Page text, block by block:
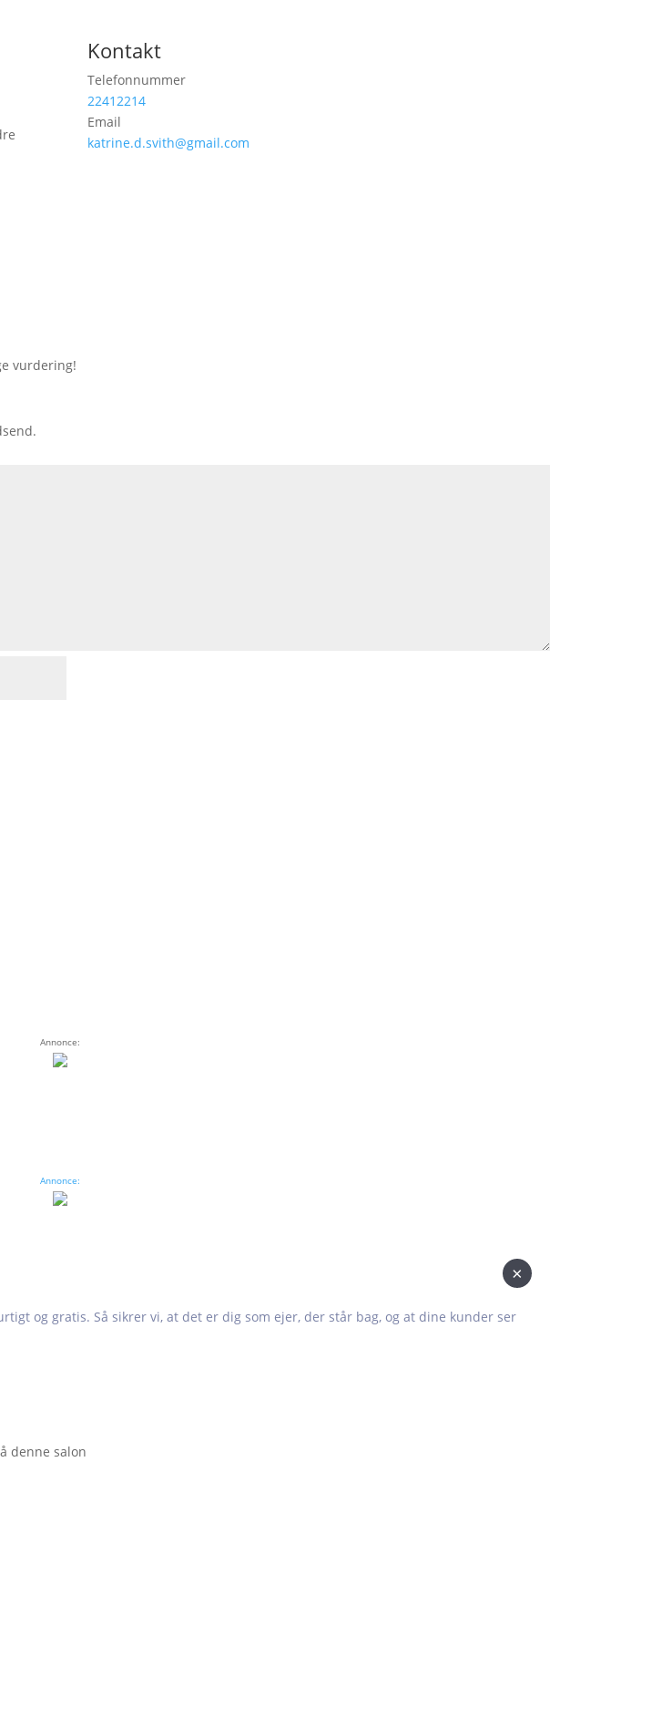
Kontakt
Telefonnummer
22412214
Email
katrine.d.svith@gmail.com
vurdering!
Annonce:
Annonce:
og gratis. Så sikrer vi, at det er dig som ejer, der står bag, og at dine kunder ser
på denne salon
×